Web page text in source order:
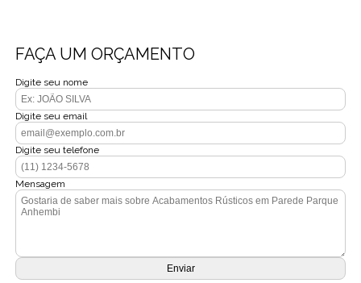
FAÇA UM ORÇAMENTO
Digite seu nome
Digite seu email
Digite seu telefone
Mensagem